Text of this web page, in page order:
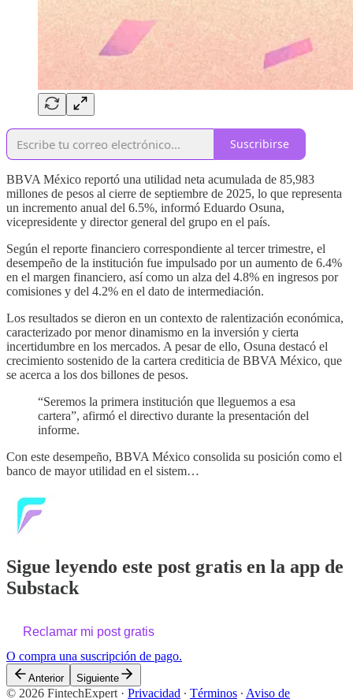
Suscribirse
BBVA México reportó una utilidad neta acumulada de 85,983
millones de pesos al cierre de septiembre de 2025, lo que representa
un incremento anual del 6.5%, informó Eduardo Osuna,
vicepresidente y director general del grupo en el país.
Según el reporte financiero correspondiente al tercer trimestre, el
desempeño de la institución fue impulsado por un aumento de 6.4%
en el margen financiero, así como un alza del 4.8% en ingresos por
comisiones y del 4.2% en el dato de intermediación.
Los resultados se dieron en un contexto de ralentización económica,
caracterizado por menor dinamismo en la inversión y cierta
incertidumbre en los mercados. A pesar de ello, Osuna destacó el
crecimiento sostenido de la cartera crediticia de BBVA México, que
se acerca a los dos billones de pesos.
“Seremos la primera institución que lleguemos a esa
cartera”, afirmó el directivo durante la presentación del
informe.
Con este desempeño, BBVA México consolida su posición como el
banco de mayor utilidad en el sistem…
Sigue leyendo este post gratis en la app de
Substack
Reclamar mi post gratis
O compra una suscripción de pago.
Anterior Siguiente
© 2026 FintechExpert · Privacidad ∙ Términos ∙ Aviso de